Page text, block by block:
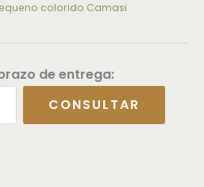
colorido Camasi
de entrega:
CONSULTAR